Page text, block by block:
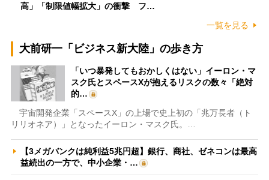
高」「制限値幅拡大」の衝撃 フ…
一覧を見る
大前研一「ビジネス新大陸」の歩き方
「いつ暴発してもおかしくはない」イーロン・マ
スク氏とスペースXが抱えるリスクの数々「絶対
的…
宇宙開発企業「スペースX」の上場で史上初の「兆万長者（ト
リリオネア）」となったイーロン・マスク氏。…
【3メガバンクは純利益5兆円超】銀行、商社、ゼネコンは最高
益続出の一方で、中小企業・…